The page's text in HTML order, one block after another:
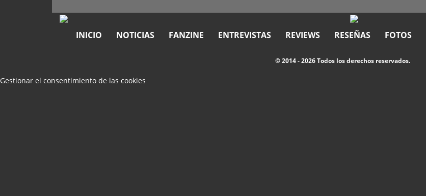
INICIO NOTICIAS FANZINE ENTREVISTAS REVIEWS RESEÑAS FOTOS
© 2014 - 2026 Todos los derechos reservados.
Gestionar el consentimiento de las cookies